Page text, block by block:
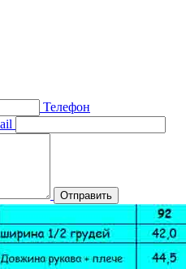
Телефон
Отправить